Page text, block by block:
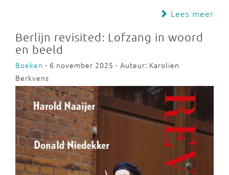
Lees meer
Berlijn revisited: Lofzang in woord
en beeld
Boeken - 6 november 2025 - Auteur: Karolien
Berkvens